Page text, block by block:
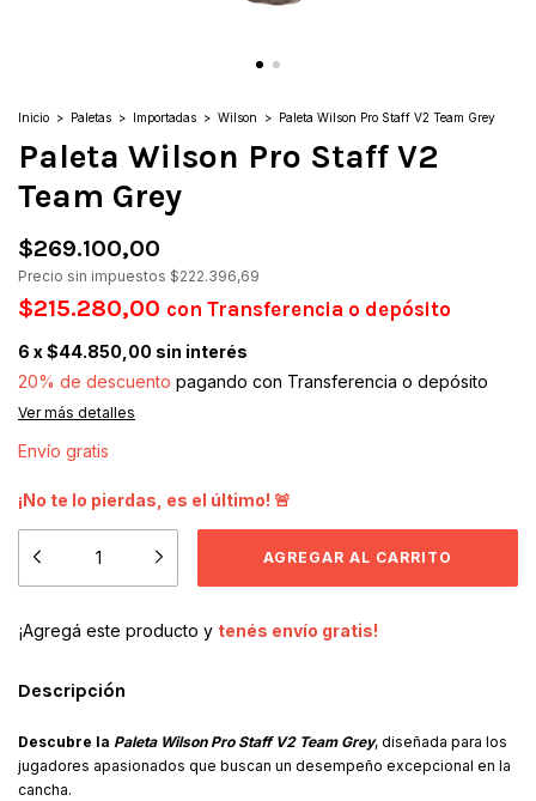
Inicio > Paletas > Importadas > Wilson > Paleta Wilson Pro Staff V2 Team Grey
Paleta Wilson Pro Staff V2
Team Grey
$269.100,00
Precio sin impuestos $222.396,69
$215.280,00 con Transferencia o depósito
6 x$44.850,00 sin interés
20% de descuento pagando con Transferencia o depósito
Ver más detalles
Envío gratis
¡No te lo pierdas, es el último! 🚨
¡Agregá este producto y tenés envío gratis!
Descripción
Descubre la Paleta Wilson Pro Staff V2 Team Grey, diseñada para los
jugadores apasionados que buscan un desempeño excepcional en la
cancha.